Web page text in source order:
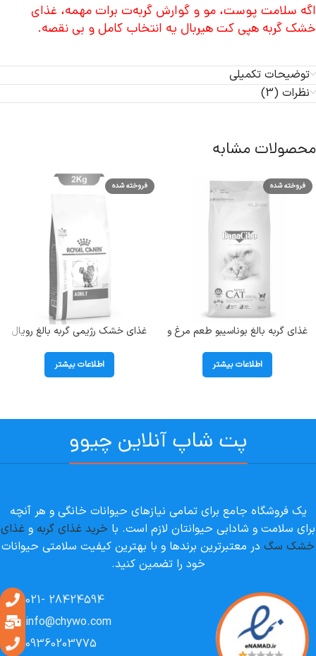
اگه سلامت پوست، مو و گوارش گربه‌ت برات مهمه، غذای
خشک گربه هپی کت هیربال یه انتخاب کامل و بی نقصه.
توضیحات تکمیلی
نظرات (3)
محصولات مشابه
فروخته شده
غذای گربه بالغ بوناسیبو طعم مرغ و
اطلاعات بیشتر
فروخته شده
غذای خشک رژیمی گربه بالغ رویال
اطلاعات بیشتر
پت شاپ آنلاین چیوو
یک فروشگاه جامع برای تمامی نیازهای حیوانات خانگی و هر آنچه
برای سلامت و شادابی حیوانتان لازم است. با خرید غذای گربه و غذای
خشک سگ در معتبرترین برندها و با بهترین کیفیت سلامتی حیوانات
خود را تضمین کنید.
28424594 -021
info@chywo.com
09360203775